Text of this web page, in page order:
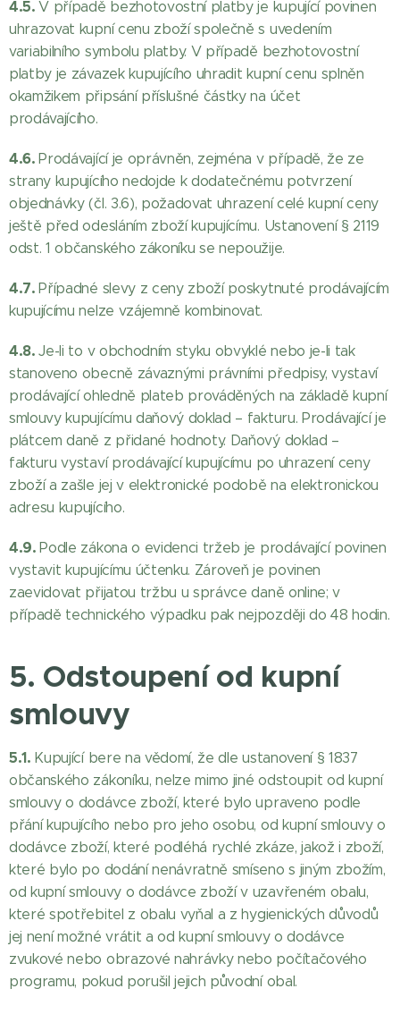
4.5.V případě bezhotovostní platby je kupující povinen
uhrazovat kupní cenu zboží společně s uvedením
variabilního symbolu platby. V případě bezhotovostní
platby je závazek kupujícího uhradit kupní cenu splněn
okamžikem připsání příslušné částky na účet
prodávajícího.
4.6.Prodávající je oprávněn, zejména v případě, že ze
strany kupujícího nedojde k dodatečnému potvrzení
objednávky (čl. 3.6), požadovat uhrazení celé kupní ceny
ještě před odesláním zboží kupujícímu. Ustanovení § 2119
odst. 1 občanského zákoníku se nepoužije.
4.7.Případné slevy z ceny zboží poskytnuté prodávajícím
kupujícímu nelze vzájemně kombinovat.
4.8.Je-li to v obchodním styku obvyklé nebo je-li tak
stanoveno obecně závaznými právními předpisy, vystaví
prodávající ohledně plateb prováděných na základě kupní
smlouvy kupujícímu daňový doklad – fakturu. Prodávající je
plátcem daně z přidané hodnoty. Daňový doklad –
fakturu vystaví prodávající kupujícímu po uhrazení ceny
zboží a zašle jej v elektronické podobě na elektronickou
adresu kupujícího.
4.9.Podle zákona o evidenci tržeb je prodávající povinen
vystavit kupujícímu účtenku. Zároveň je povinen
zaevidovat přijatou tržbu u správce daně online; v
případě technického výpadku pak nejpozději do 48 hodin.
5. Odstoupení od kupní
smlouvy
5.1. Kupující bere na vědomí, že dle ustanovení § 1837
občanského zákoníku, nelze mimo jiné odstoupit od kupní
smlouvy o dodávce zboží, které bylo upraveno podle
přání kupujícího nebo pro jeho osobu, od kupní smlouvy o
dodávce zboží, které podléhá rychlé zkáze, jakož i zboží,
které bylo po dodání nenávratně smíseno s jiným zbožím,
od kupní smlouvy o dodávce zboží v uzavřeném obalu,
které spotřebitel z obalu vyňal a z hygienických důvodů
jej není možné vrátit a od kupní smlouvy o dodávce
zvukové nebo obrazové nahrávky nebo počítačového
programu, pokud porušil jejich původní obal.